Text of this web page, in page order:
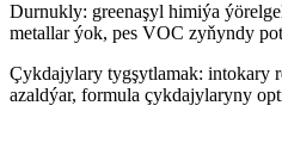
Durnukly: greenaşyl himiýa
metallar ýok, pes VOC zyňyndy
Çykdajylary tygşytlamak: intokary
azaldýar, formula çykdajylaryny